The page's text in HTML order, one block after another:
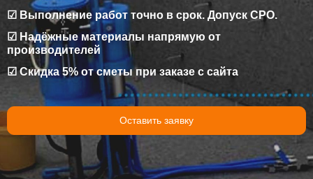
☑ Выполнение работ точно в срок. Допуск СРО.
☑ Надёжные материалы напрямую от
производителей
☑ Скидка 5% от сметы при заказе с сайта
Оставить заявку